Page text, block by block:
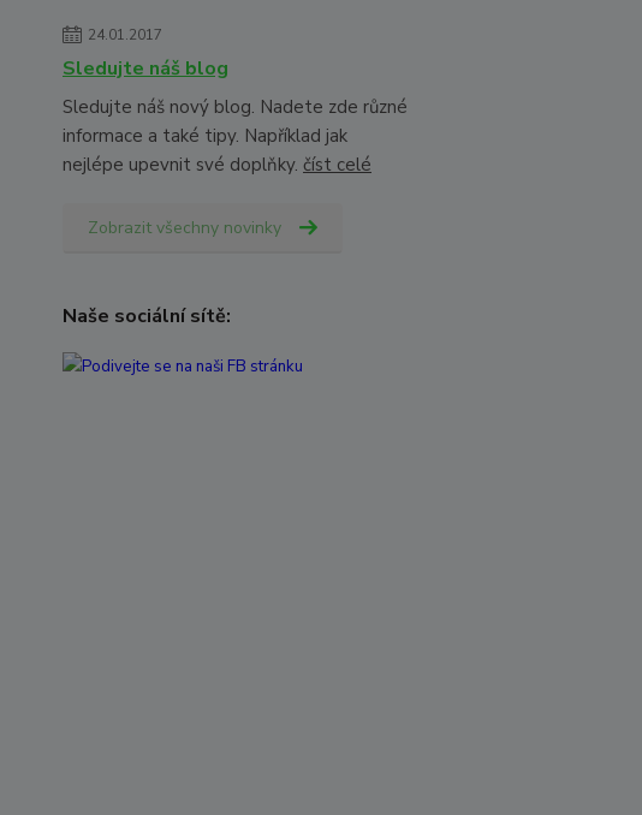
24.01.2017
Sledujte náš blog
Sledujte náš nový blog. Nadete zde různé
informace a také tipy. Například jak
nejlépe upevnit své doplňky. číst celé
Zobrazit všechny novinky
Naše sociální sítě: